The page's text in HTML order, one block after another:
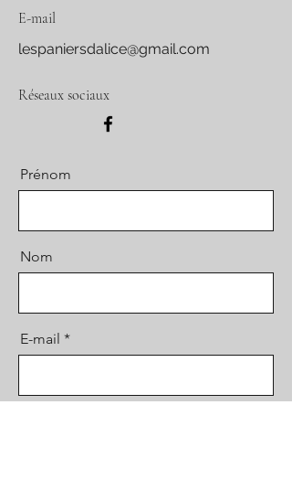
E-mail
lespaniersdalice@gmail.com
Réseaux sociaux
Prénom
Nom
E-mail